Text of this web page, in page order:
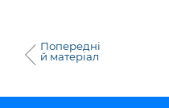
Попередні
й матеріал